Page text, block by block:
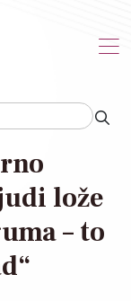
lože
– to